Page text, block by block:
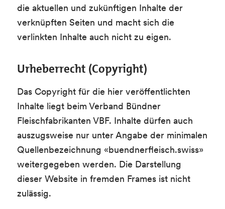
die aktuellen und zukünftigen Inhalte der
verknüpften Seiten und macht sich die
verlinkten Inhalte auch nicht zu eigen.
Urheberrecht (Copyright)
Das Copyright für die hier veröffentlichten
Inhalte liegt beim Verband Bündner
Fleischfabrikanten VBF. Inhalte dürfen auch
auszugsweise nur unter Angabe der minimalen
Quellenbezeichnung «buendnerfleisch.swiss»
weitergegeben werden. Die Darstellung
dieser Website in fremden Frames ist nicht
zulässig.